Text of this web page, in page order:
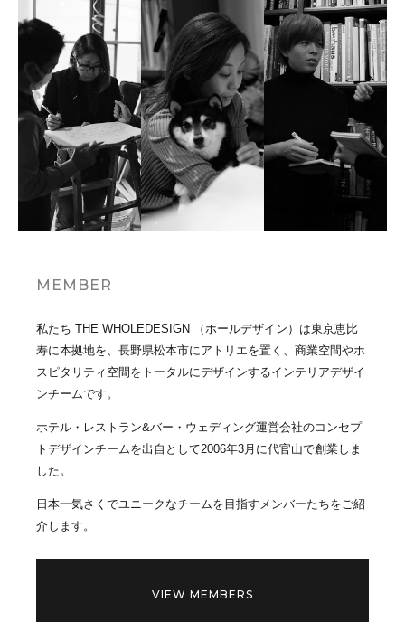
MEMBER
私たち THE WHOLEDESIGN （ホールデザイン）は東京恵比
寿に本拠地を、長野県松本市にアトリエを置く、商業空間やホ
スピタリティ空間をトータルにデザインするインテリアデザイ
ンチームです。
ホテル・レストラン&バー・ウェディング運営会社のコンセプ
トデザインチームを出自として2006年3月に代官山で創業しま
した。
日本一気さくでユニークなチームを目指すメンバーたちをご紹
介します。
VIEW MEMBERS